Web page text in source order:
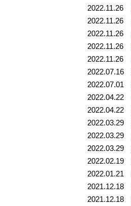
2022.11.26
2022.11.26
2022.11.26
2022.11.26
2022.11.26
2022.07.16
2022.07.01
2022.04.22
2022.04.22
2022.03.29
2022.03.29
2022.03.29
2022.02.19
2022.01.21
2021.12.18
2021.12.18